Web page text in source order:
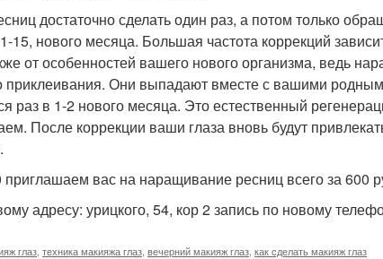
достаточно сделать один раз, а потом только
15, нового месяца. Большая частота коррекций
от особенностей вашего нового организма, ведь
приклеивания. Они выпадают вместе с вашими
раз в 1-2 нового месяца. Это естественный
После коррекции ваши глаза вновь будут
вас на наращивание ресниц всего за 600
адресу: урицкого, 54, кор 2 запись по новому
глаз техника макияжа глаз вечерний макияж глаз как сделать макияж глаз